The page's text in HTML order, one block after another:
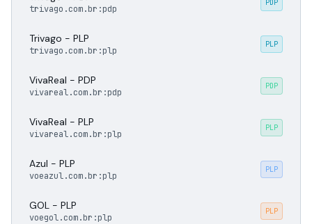
trivago.com.br:pdp
PDP
Trivago - PLP
trivago.com.br:plp
PLP
VivaReal - PDP
vivareal.com.br:pdp
PDP
VivaReal - PLP
vivareal.com.br:plp
PLP
Azul - PLP
voeazul.com.br:plp
PLP
GOL - PLP
voegol.com.br:plp
PLP